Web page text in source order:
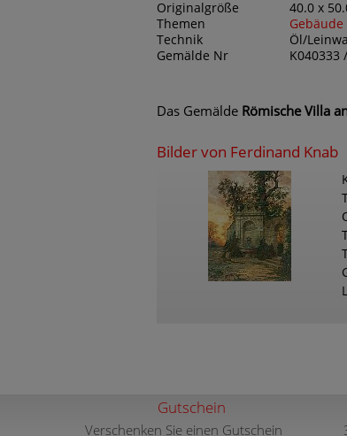
Originalgröße
40.0 x
Themen
Technik
Öl/
Gemälde Nr
K040333 /
Das Gemälde Römische Villa
Bilder von Ferdinand Knab
Gutschein
Verschenken Sie einen Gutschein